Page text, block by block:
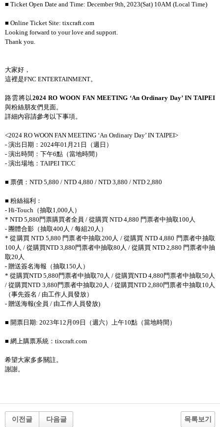
■ Ticket Open Date and Time: December 9th, 2023(Sat) 10AM (Local Time)
■ Online Ticket Site: tixcraft.com
Looking forward to your love and support.
Thank you.
大家好，
這裡是FNC ENTERTAINMENT。
路雲將以2024 RO WOON FAN MEETING ‘An Ordinary Day’ IN TAIPEI
與粉絲朋友們見面。
詳細內容請參考以下事項。
<2024 RO WOON FAN MEETING ‘An Ordinary Day’ IN TAIPEI>
- 演出日期： 2024年01 月 21 日（週日）
- 演出時間：下午6點（當地時間）
- 演出場地： TAIPEI TICC
■ 票價： NTD 5,880 / NTD 4,880 / NTD 3,880 / NTD 2,880
■ 粉絲福利：
- Hi-Touch （抽取1,000 人）
* NTD 5,880 門票購買者全員 / 從購買 NTD 4,880 門票者中抽取100 人
- 團體合影（抽取400 人 / 每組20 人）
*從購買 NTD 5,880 門票者中抽取200 人 / 從購買 NTD 4,880 門票者中抽取
100 人 / 從購買NTD 3,880 門票者中抽取80 人 / 從購買 NTD 2,880 門票者中抽
取20 人
- 贈送簽名海報（抽取150 人）
* 從購買NTD 5,880 門票者中抽取70 人 / 從購買NTD 4,880 門票者中抽取50 人
/從購買NTD 3,880 門票者中抽取20 人 / 從購買NTD 2,880 門票者中抽取10 人
（事先簽名 / 由工作人員發放）
- 贈送海報(全員 / 由工作人員發放)
■ 開票日期: 2023年12 月 09 日（週六）上午10點（當地時間）
■ 網上購票系統： tixcraft.com
希望大家多多關註。
謝謝。
이전글 다음글 목록보기